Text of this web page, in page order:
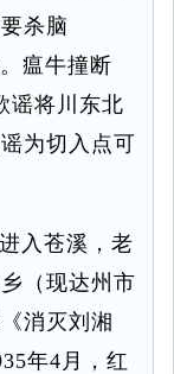
杀脑
瘟牛撞断
谣将川东北
为切入点可
入苍溪，老
（现达州市
消灭刘湘
年4月，红